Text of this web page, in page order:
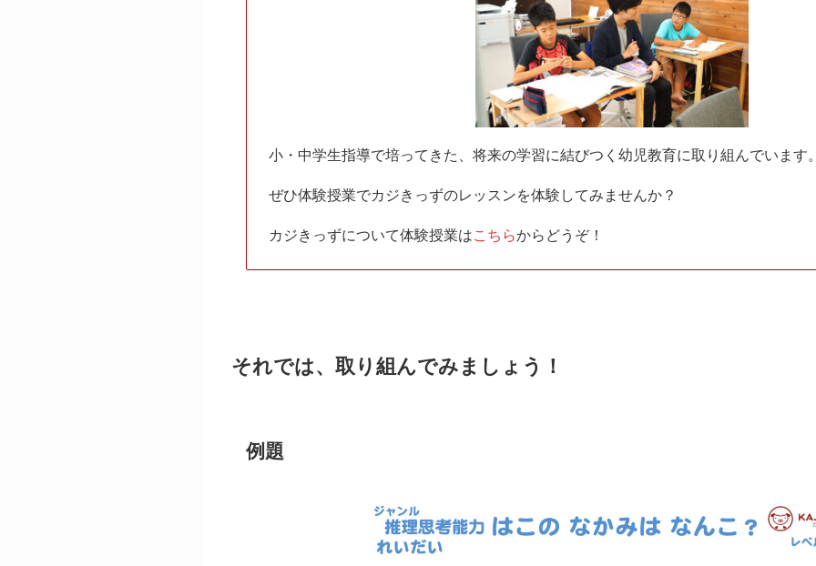
小・中学生指導で培ってきた、将来の学習に結びつく幼児教育に取り組んでいます
ぜひ体験授業でカジきっずのレッスンを体験してみませんか？
カジきっずについて体験授業はこちらからどうぞ！
それでは、取り組んでみましょう！
例題